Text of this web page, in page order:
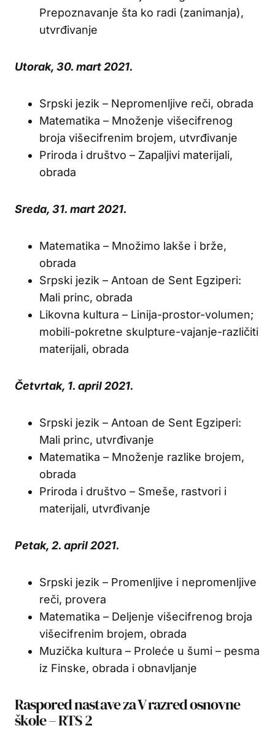
Prepoznavanje šta ko radi (zanimanja),
utvrđivanje
Utorak, 30. mart 2021.
Srpski jezik – Nepromenljive reči, obrada
Matematika – Množenje višecifrenog
broja višecifrenim brojem, utvrđivanje
Priroda i društvo – Zapaljivi materijali,
obrada
Sreda, 31. mart 2021.
Matematika – Množimo lakše i brže,
obrada
Srpski jezik – Antoan de Sent Egziperi:
Mali princ, obrada
Likovna kultura – Linija-prostor-volumen;
mobili-pokretne skulpture-vajanje-različiti
materijali, obrada
Četvrtak, 1. april 2021.
Srpski jezik – Antoan de Sent Egziperi:
Mali princ, utvrđivanje
Matematika – Množenje razlike brojem,
obrada
Priroda i društvo – Smeše, rastvori i
materijali, utvrđivanje
Petak, 2. april 2021.
Srpski jezik – Promenljive i nepromenljive
reči, provera
Matematika – Deljenje višecifrenog broja
višecifrenim brojem, obrada
Muzička kultura – Proleće u šumi – pesma
iz Finske, obrada i obnavljanje
Raspored nastave za V razred osnovne
škole – RTS 2